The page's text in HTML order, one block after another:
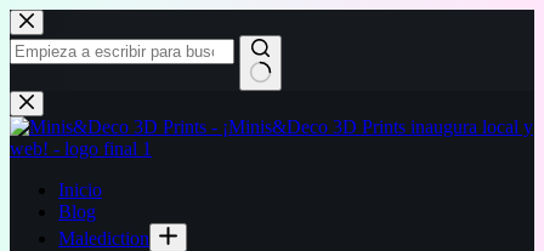
Saltar
al
contenido
Sin
resultados
Inicio
Blog
Malediction